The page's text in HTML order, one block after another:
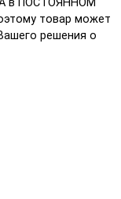
в ПОСТОЯННОМ
товар может
решения о